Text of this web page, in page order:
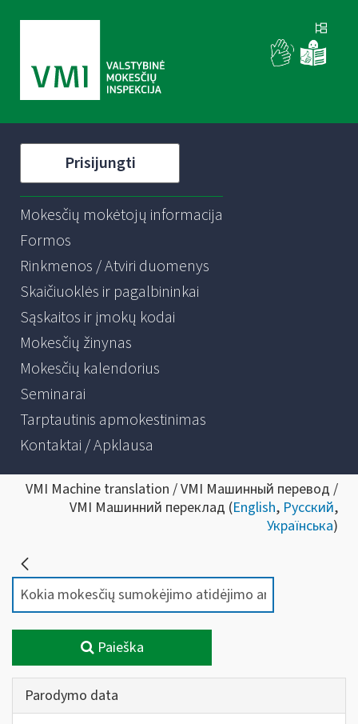
Prisijungti
Mokesčių mokėtojų informacija
Formos
Rinkmenos / Atviri duomenys
Skaičiuoklės ir pagalbininkai
Sąskaitos ir įmokų kodai
Mokesčių žinynas
Mokesčių kalendorius
Seminarai
Tarptautinis apmokestinimas
Kontaktai / Apklausa
VMI Machine translation / VMI Машинный перевод /
VMI Машинний переклад (English, Русский,
Українська)
Paieška
Parodymo data